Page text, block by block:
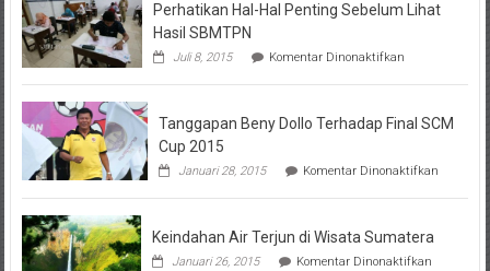
Perhatikan Hal-Hal Penting Sebelum Lihat
Hasil SBMTPN
Juli 8, 2015 Komentar Dinonaktifkanpada
Hal-
Penting
Hasil
Tanggapan Beny Dollo Terhadap Final SCM
Cup 2015
Januari 28, 2015 Komentar Dinonaktifkanpada
Beny
Keindahan Air Terjun di Wisata Sumatera
Januari 26, 2015 Komentar Dinonaktifkanpada